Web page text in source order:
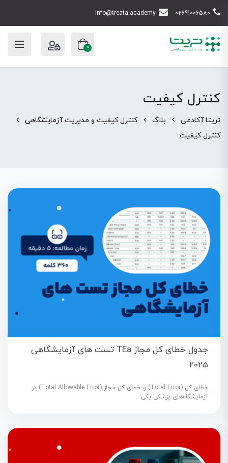
02691006580
info@treata.academy
0
کنترل کیفیت
تریتا آکادمی بلاگ
کنترل کیفیت و مدیریت آزمایشگاهی
کنترل کیفیت
جدول خطای کل مجاز TEa تست های آزمایشگاهی
2025
خطای کل (Total Error) و خطای کل مجاز (Total Allowable Error) در
آزمایشگاه‌های پزشکی یکی...